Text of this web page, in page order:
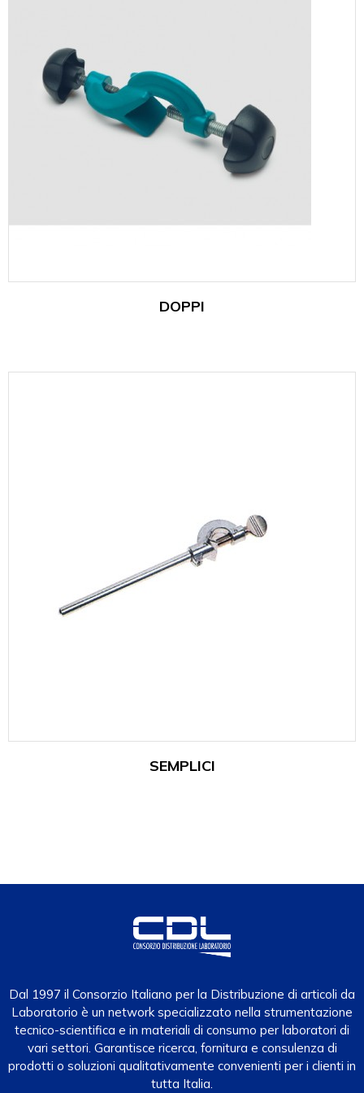
DOPPI
SEMPLICI
Dal 1997 il Consorzio Italiano per la Distribuzione di articoli da
Laboratorio è un network specializzato nella strumentazione
tecnico-scientifica e in materiali di consumo per laboratori di
vari settori. Garantisce ricerca, fornitura e consulenza di
prodotti o soluzioni qualitativamente convenienti per i clienti in
tutta Italia.